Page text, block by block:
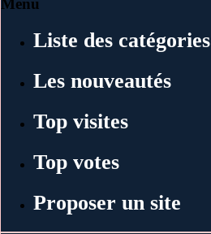
Menu
Liste des catégories
Les nouveautés
Top visites
Top votes
Proposer un site